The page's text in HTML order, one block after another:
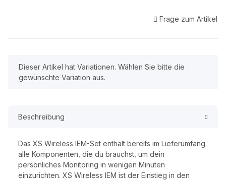
Frage zum Artikel
x
Dieser Artikel hat Variationen. Wählen Sie bitte die
gewünschte Variation aus.
Beschreibung
Das XS Wireless IEM-Set enthält bereits im Lieferumfang
alle Komponenten, die du brauchst, um dein
persönliches Monitoring in wenigen Minuten
einzurichten. XS Wireless IEM ist der Einstieg in den